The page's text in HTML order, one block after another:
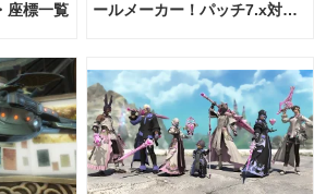
座標一覧
ールメーカー！パッチ7.x対応